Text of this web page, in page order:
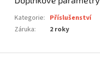
Kategorie: Příslušenství
Záruka: 2 roky